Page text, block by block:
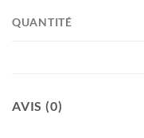
QUANTITÉ
AVIS (0)